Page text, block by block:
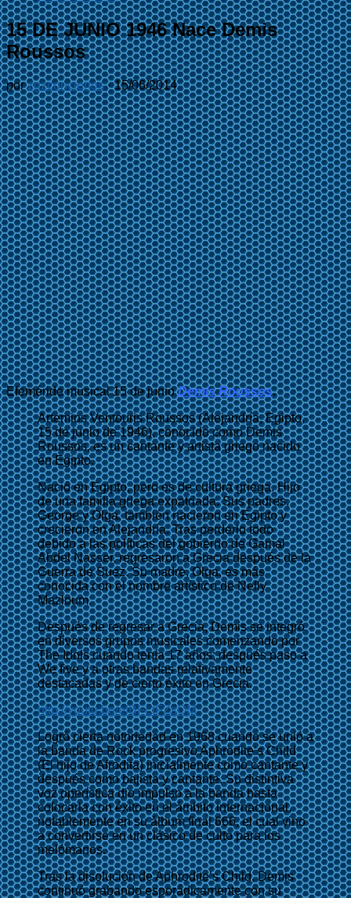
15 DE JUNIO 1946 Nace Demis
Roussos
porzgzconciertos ·15/06/2014
Efeméride musical 15 de junioDemis Roussos.
Artemios Ventouris Roussos (Alejandría, Egipto,
15 de junio de 1946), conocido como Demis
Roussos, es un cantante y artista griego nacido
en Egipto.
Nació en Egipto, pero es de cultura griega. Hijo
de una familia griega expatriada. Sus padres,
George y Olga, también nacieron en Egipto y
crecieron en Alejandría. Tras perderlo todo
debido a las políticas del gobierno de Gamal
Abdel Nasser, regresaron a Grecia después de la
Guerra de Suez. Su madre, Olga, es más
conocida con el nombre artístico de Nelly
Mazloum.
Después de regresar a Grecia, Demis se integró
en diversos grupos musicales comenzando por
The Idols cuando tenía 17 años; después paso a
We five y a otras bandas relativamente
destacadas y de cierto éxito en Grecia.
http://youtu.be/efBFLtFZsOM
Logró cierta notoriedad en 1968 cuando se unió a
la banda de Rock progresivo Aphrodite’s Child
(El hijo de Afrodita) inicialmente como cantante y
después como bajista y cantante. Su distintiva
voz operística dio impulso a la banda hasta
colocarla con éxito en el ámbito internacional,
notablemente en su álbum final 666, el cual vino
a convertirse en un clásico de culto para los
melómanos.
Tras la disolución de Aphrodite’s Child, Demis
continuó grabando esporádicamente con su